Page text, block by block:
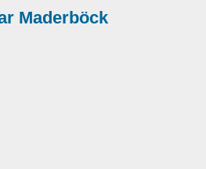
Maderböck